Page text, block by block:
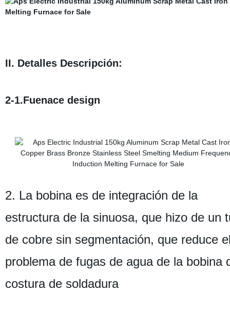
II. Detalles Descripción:
2-1.Fuenace design
2. La bobina es de integración de la
estructura de la sinuosa, que hizo de un
de cobre sin segmentación, que reduce
problema de fugas de agua de la bobina
costura de soldadura